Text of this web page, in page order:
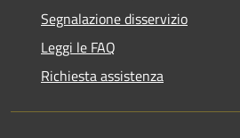
Segnalazione disservizio
Leggi le FAQ
Richiesta assistenza